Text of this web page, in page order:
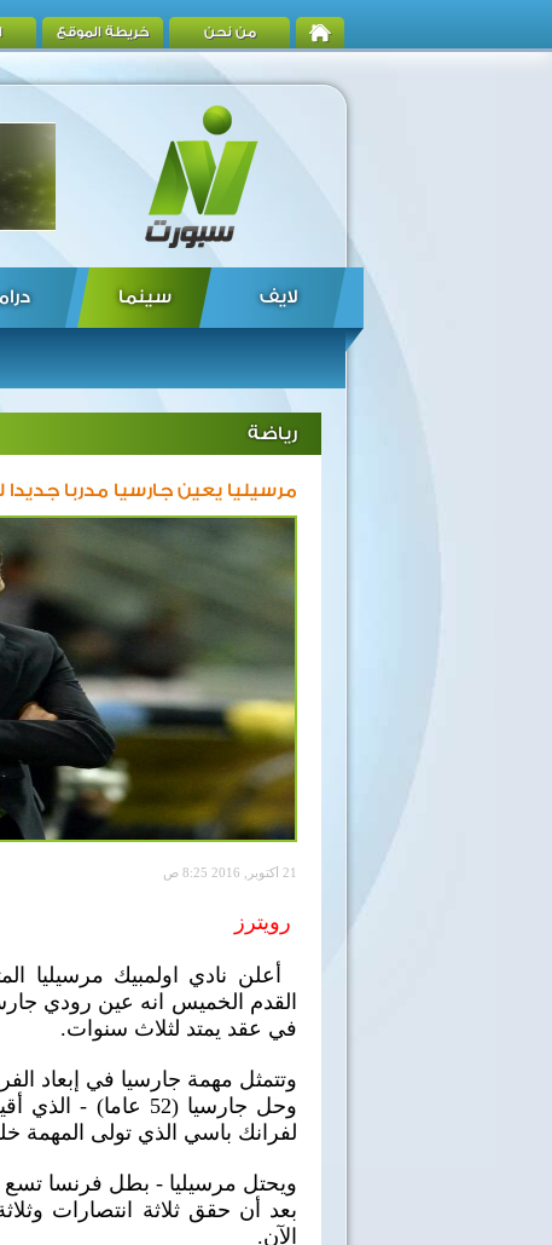
من نحن خريطة الموقع
لايف سينما
رياضة
مرسيليا يعين جارسيا مدربا جديدا
21 أكتوبر, 2016 8:25 ص
رويترز
أعلن نادي اولمبيك مرسيليا
القدم الخميس انه عين رودي
في عقد يمتد لثلاث سنوات.
وتتمثل مهمة جارسيا في إبعاد
وحل جارسيا (52
لفرانك باسي الذي تولى المهمة
بعد أن حقق ثلاثة انتصارات
الآن.